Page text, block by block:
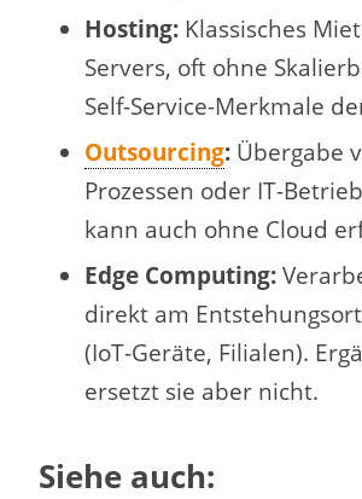
Hosting: Klassisches
Servers, oft ohne
Self-Service-Merkmale
Outsourcing: Übergabe
Prozessen oder IT-
kann auch ohne Cloud
Edge Computing:
direkt am
(IoT-Geräte, Filialen).
ersetzt sie aber nicht.
Siehe auch: